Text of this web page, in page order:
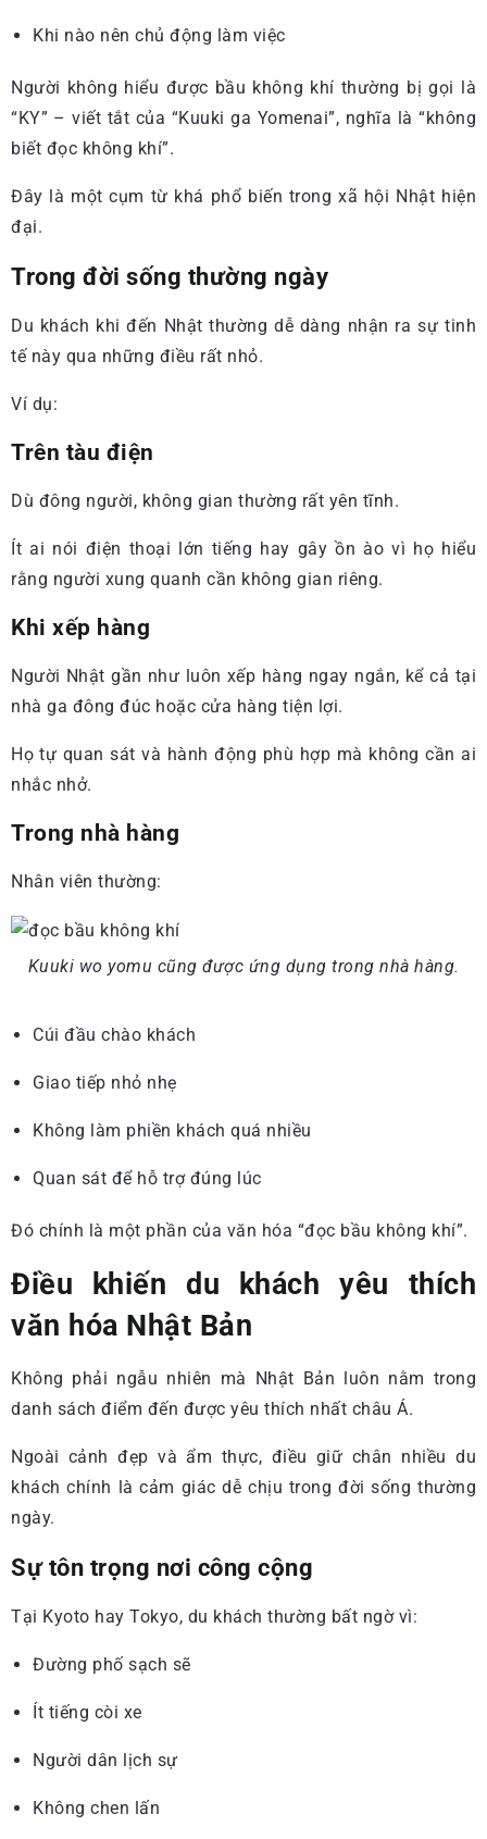
Khi nào nên chủ động làm việc
Người không hiểu được bầu không khí thường bị gọi là
“KY” – viết tắt của “Kuuki ga Yomenai”, nghĩa là “không
biết đọc không khí”.
Đây là một cụm từ khá phổ biến trong xã hội Nhật hiện
đại.
Trong đời sống thường ngày
Du khách khi đến Nhật thường dễ dàng nhận ra sự tinh
tế này qua những điều rất nhỏ.
Ví dụ:
Trên tàu điện
Dù đông người, không gian thường rất yên tĩnh.
Ít ai nói điện thoại lớn tiếng hay gây ồn ào vì họ hiểu
rằng người xung quanh cần không gian riêng.
Khi xếp hàng
Người Nhật gần như luôn xếp hàng ngay ngắn, kể cả tại
nhà ga đông đúc hoặc cửa hàng tiện lợi.
Họ tự quan sát và hành động phù hợp mà không cần ai
nhắc nhở.
Trong nhà hàng
Nhân viên thường:
Kuuki wo yomu cũng được ứng dụng trong nhà hàng.
Cúi đầu chào khách
Giao tiếp nhỏ nhẹ
Không làm phiền khách quá nhiều
Quan sát để hỗ trợ đúng lúc
Đó chính là một phần của văn hóa “đọc bầu không khí”.
Điều khiến du khách yêu thích
văn hóa Nhật Bản
Không phải ngẫu nhiên mà Nhật Bản luôn nằm trong
danh sách điểm đến được yêu thích nhất châu Á.
Ngoài cảnh đẹp và ẩm thực, điều giữ chân nhiều du
khách chính là cảm giác dễ chịu trong đời sống thường
ngày.
Sự tôn trọng nơi công cộng
Tại Kyoto hay Tokyo, du khách thường bất ngờ vì:
Đường phố sạch sẽ
Ít tiếng còi xe
Người dân lịch sự
Không chen lấn